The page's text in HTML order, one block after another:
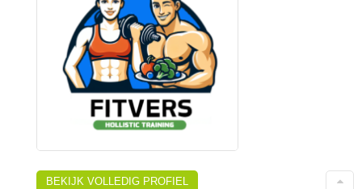
BEKIJK VOLLEDIG PROFIEL